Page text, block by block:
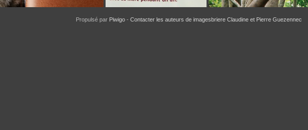
Propulsé par Piwigo- Contacter les auteurs de imagesbriere Claudine et Pierre Guezennec